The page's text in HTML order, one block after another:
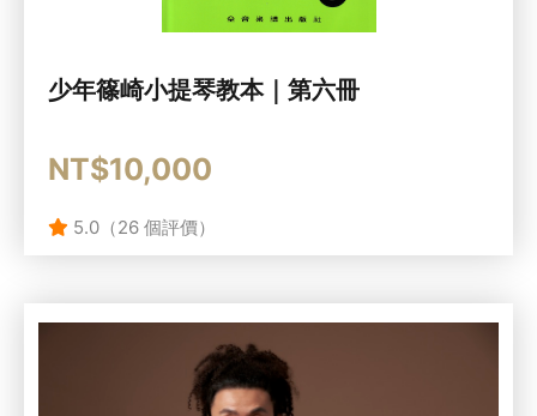
少年篠崎小提琴教本｜第六冊
NT$10,000
5.0（26 個評價）